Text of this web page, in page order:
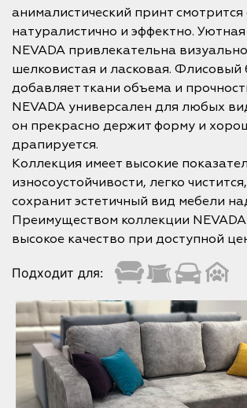
анималистический принт смотрится
натуралистично и эффектно.
NEVADA привлекательна
шелковистая и ласковая. Флисовый
добавляет ткани объема и
NEVADA универсален для любых
он прекрасно держит форму и
драпируется.
Коллекция имеет высокие
износоустойчивости, легко
сохранит эстетичный вид мебели
Преимуществом коллекции NEVADA
высокое качество при доступной
Подходит для: